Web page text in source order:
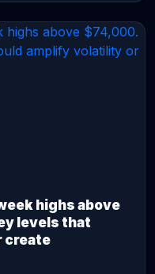
highs above
levels that
create